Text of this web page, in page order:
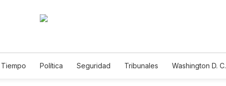
Tiempo Política Seguridad Tribunales Washington D. C.